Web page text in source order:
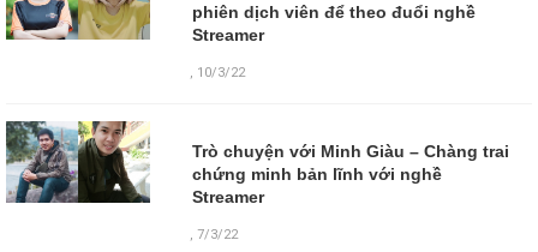
phiên dịch viên để theo đuổi nghề
Streamer
, 10/3/22
Trò chuyện với Minh Giàu – Chàng trai
chứng minh bản lĩnh với nghề
Streamer
,7/3/22